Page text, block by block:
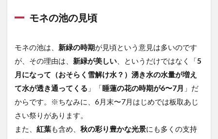
モネの池の見頃
モネの池は、 新緑の時期が見頃という意見は多いのです
が、その理由は、 新緑が美しい 、というだけではなく「5
月になって（おそらく雪解け水？）湧き水の水量が増え
て水が透き通ってくる 」「睡蓮の花の時期が6〜7月 」だ
からです。※ちなみに、6月末〜7月はじめでは板取あじ
さい祭りがあります。
また、 紅葉も含め、 秋の彩り豊かな光景にも多くの支持